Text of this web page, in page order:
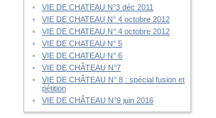
VIE DE CHATEAU N°3 déc 2011
VIE DE CHATEAU N° 4 octobre 2012
VIE DE CHATEAU N° 4 octobre 2012
VIE DE CHATEAU N° 5
VIE DE CHATEAU N° 6
VIE DE CHÂTEAU N°7
VIE DE CHÂTEAU N° 8 : spécial fusion et
pétition
VIE DE CHÂTEAU N°9 juin 2016